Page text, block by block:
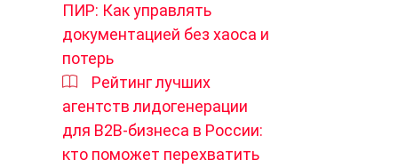
ПИР: Как управлять
документацией без хаоса и
потерь
Рейтинг лучших
агентств лидогенерации
для B2B-бизнеса в России:
кто поможет перехватить